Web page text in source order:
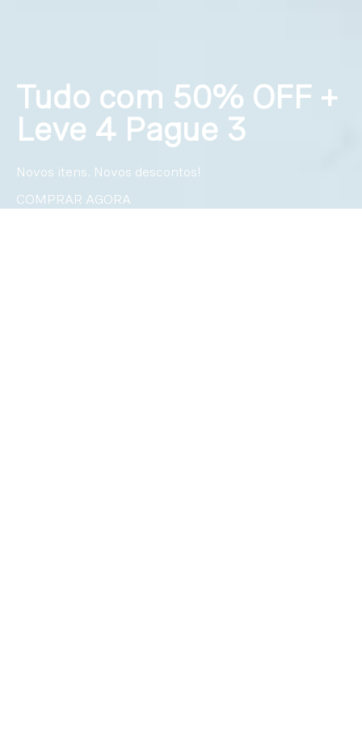
Tudo com 50% OFF +
Leve 4 Pague 3
Novos itens. Novos descontos!
COMPRAR AGORA